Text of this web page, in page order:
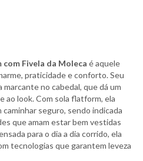
Fivela da Moleca é aquele
praticidade e conforto. Seu
no cabedal, que dá um
ao look. Com sola flatform, ela
seguro, sendo indicada
que amam estar bem vestidas
para o dia a dia corrido, ela
tecnologias que garantem leveza